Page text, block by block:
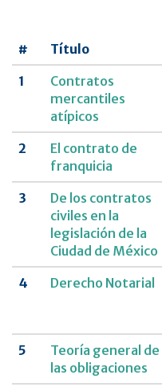
Revista
CNCDMX,Nueva
época
# Título
1
Contratos
mercantiles
atípicos
2
El contrato de
franquicia
3
De los contratos
civiles en la
legislación de la
Ciudad de México
4 Derecho Notarial
5
Teoría general de
las obligaciones